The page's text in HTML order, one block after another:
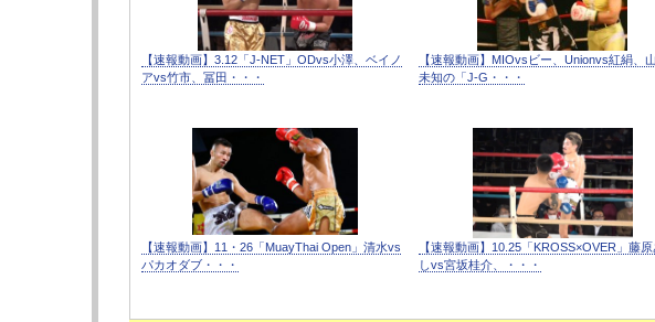
【速報動画】3.12「J-NET」ODvs小澤、ベイノ
アvs竹市、冨田・・・
【速報動画】MIOvsビー、Unionvs紅絹、
未知の「J-G・・・
【速報動画】11・26「MuayThai Open」清水vs
パカオダブ・・・
【速報動画】10.25「KROSS×OVER」藤原
しvs宮坂桂介、・・・